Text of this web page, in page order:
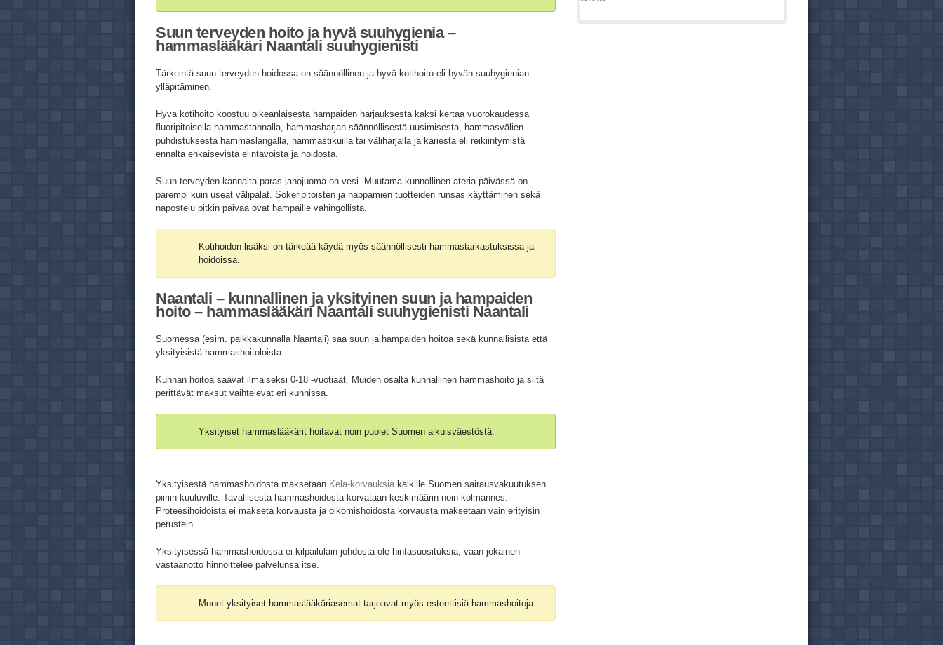
Suun terveyden hoito ja hyvä suuhygienia –
hammaslääkäri Naantali suuhygienisti
Tärkeintä suun terveyden hoidossa on säännöllinen ja hyvä kotihoito eli hyvän suuhygienian
ylläpitäminen.
Hyvä kotihoito koostuu oikeanlaisesta hampaiden harjauksesta kaksi kertaa vuorokaudessa
fluoripitoisella hammastahnalla, hammasharjan säännöllisestä uusimisesta, hammasvälien
puhdistuksesta hammaslangalla, hammastikuilla tai väliharjalla ja kariesta eli reikiintymistä
ennalta ehkäisevistä elintavoista ja hoidosta.
Suun terveyden kannalta paras janojuoma on vesi. Muutama kunnollinen ateria päivässä on
parempi kuin useat välipalat. Sokeripitoisten ja happamien tuotteiden runsas käyttäminen sekä
napostelu pitkin päivää ovat hampaille vahingollista.
Kotihoidon lisäksi on tärkeää käydä myös säännöllisesti hammastarkastuksissa ja -
hoidoissa.
Naantali – kunnallinen ja yksityinen suun ja hampaiden
hoito – hammaslääkäri Naantali suuhygienisti Naantali
Suomessa (esim. paikkakunnalla Naantali) saa suun ja hampaiden hoitoa sekä kunnallisista että
yksityisistä hammashoitoloista.
Kunnan hoitoa saavat ilmaiseksi 0-18 -vuotiaat. Muiden osalta kunnallinen hammashoito ja siitä
perittävät maksut vaihtelevat eri kunnissa.
Yksityiset hammaslääkärit hoitavat noin puolet Suomen aikuisväestöstä.
Yksityisestä hammashoidosta maksetaan Kela-korvauksia kaikille Suomen sairausvakuutuksen
piiriin kuuluville. Tavallisesta hammashoidosta korvataan keskimäärin noin kolmannes.
Proteesihoidoista ei makseta korvausta ja oikomishoidosta korvausta maksetaan vain erityisin
perustein.
Yksityisessä hammashoidossa ei kilpailulain johdosta ole hintasuosituksia, vaan jokainen
vastaanotto hinnoittelee palvelunsa itse.
Monet yksityiset hammaslääkäriasemat tarjoavat myös esteettisiä hammashoitoja.